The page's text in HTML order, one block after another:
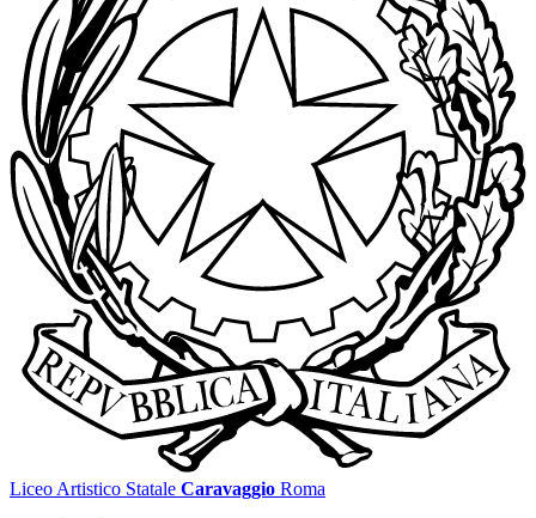
Liceo Artistico Statale Caravaggio Roma